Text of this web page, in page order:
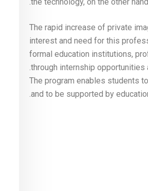
The rapid increase of private
interest and need for this
formal education institutions,
through internship
The program enables students
and to be supported by